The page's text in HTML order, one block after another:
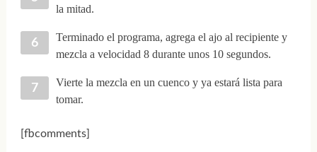
la mitad.
Terminado el programa, agrega el ajo al recipiente y
mezcla a velocidad 8 durante unos 10 segundos.
Vierte la mezcla en un cuenco y ya estará lista para
tomar.
[fbcomments]